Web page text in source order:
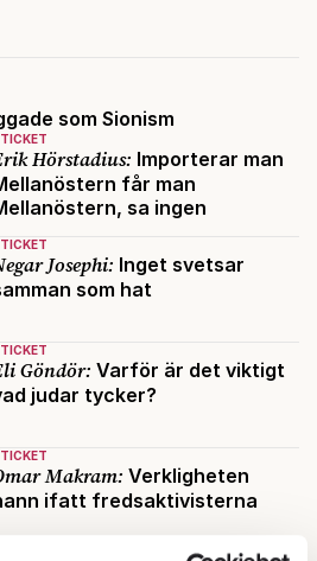
som Sionism
Hörstadius: Importerar man
får man
sa ingen
Josephi: Inget svetsar
som hat
Göndör: Varför är det viktigt
judar tycker?
Makram: Verkligheten
ifatt fredsaktivisterna